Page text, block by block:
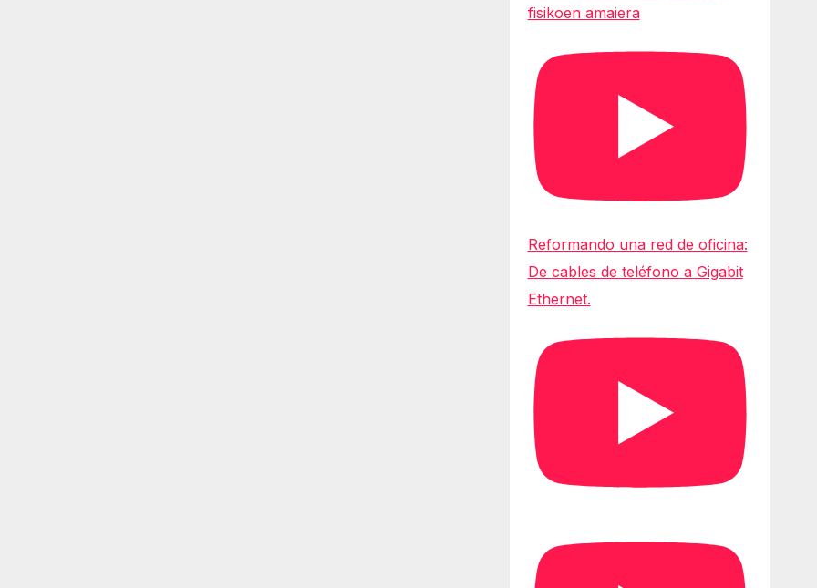
fisikoen amaiera
Reformando una red de oficina:
De cables de teléfono a Gigabit
Ethernet.